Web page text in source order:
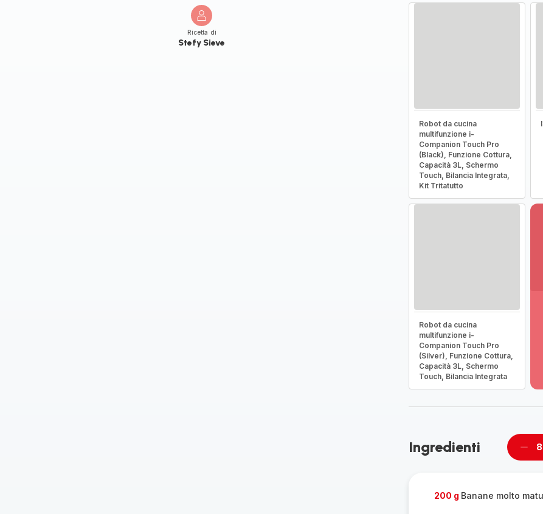
Ricetta di
Stefy Sieve
Robot da cucina
multifunzione i-
Companion Touch Pro
(Black), Funzione Cottura,
Capacità 3L, Schermo
Touch, Bilancia Integrata,
Kit Tritatutto
Robot da cucina
multifunzione i-
Companion Touch Pro
(Silver), Funzione Cottura,
Capacità 3L, Schermo
Touch, Bilancia Integrata
-
Ingredienti
200 g Banane molto